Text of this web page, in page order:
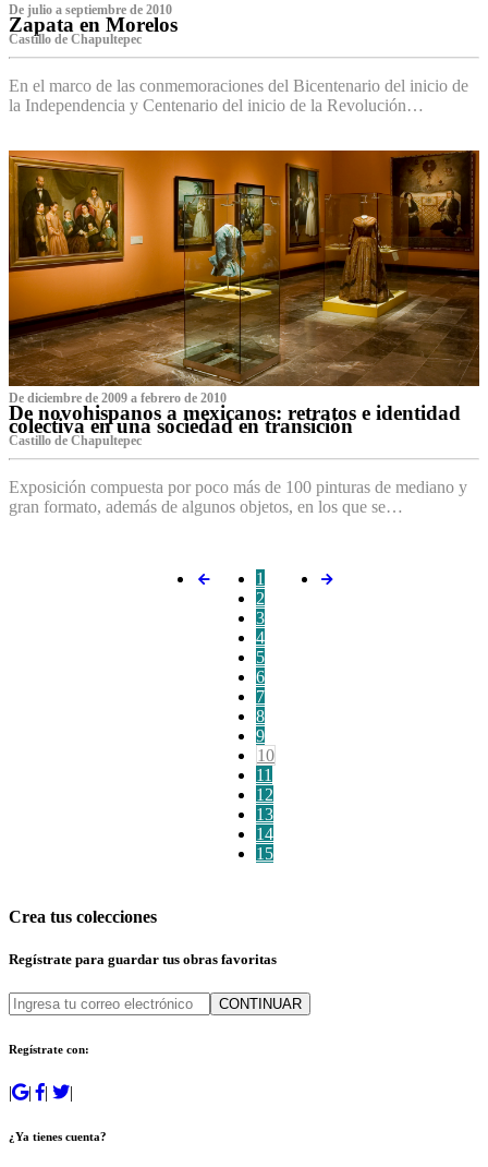
De julio a septiembre de 2010
Zapata en Morelos
Castillo de Chapultepec
En el marco de las conmemoraciones del Bicentenario del inicio de
la Independencia y Centenario del inicio de la Revolución…
De diciembre de 2009 a febrero de 2010
De novohispanos a mexicanos: retratos e identidad
colectiva en una sociedad en transición
Castillo de Chapultepec
Exposición compuesta por poco más de 100 pinturas de mediano y
gran formato, además de algunos objetos, en los que se…
1
2
3
4
5
6
7
8
9
10
11
12
13
14
15
Crea tus colecciones
Regístrate para guardar tus obras favoritas
CONTINUAR
Regístrate con:
| | | |
¿Ya tienes cuenta?